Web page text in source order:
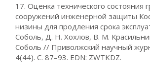
17. Оценка технического состояния
сооружений инженерной защиты
низины для продления срока
Соболь, Д. Н. Хохлов, В. М.
Соболь // Приволжский научный
4(44). С. 87–93. EDN: ZWTKDZ.